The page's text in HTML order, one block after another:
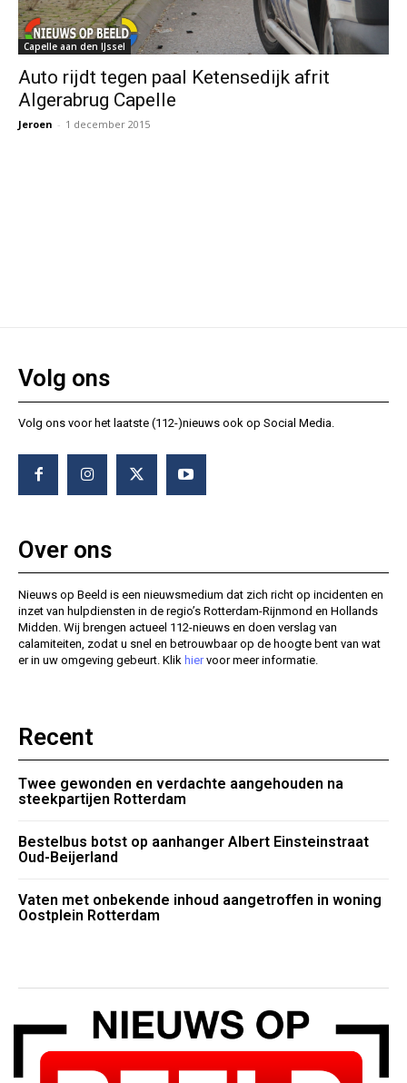
Capelle aan den IJssel
Auto rijdt tegen paal Ketensedijk afrit
Algerabrug Capelle
Jeroen - 1 december 2015
Volg ons
Volg ons voor het laatste (112-)nieuws ook op Social Media.
Over ons
Nieuws op Beeld is een nieuwsmedium dat zich richt op incidenten en
inzet van hulpdiensten in de regio’s Rotterdam-Rijnmond en Hollands
Midden. Wij brengen actueel 112-nieuws en doen verslag van
calamiteiten, zodat u snel en betrouwbaar op de hoogte bent van wat
er in uw omgeving gebeurt. Klik hiervoor meer informatie.
Recent
Twee gewonden en verdachte aangehouden na
steekpartijen Rotterdam
Bestelbus botst op aanhanger Albert Einsteinstraat
Oud-Beijerland
Vaten met onbekende inhoud aangetroffen in woning
Oostplein Rotterdam